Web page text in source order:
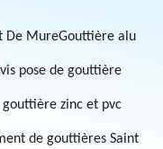
De MureGouttière alu
pose de gouttière
zinc et pvc
de gouttières Saint